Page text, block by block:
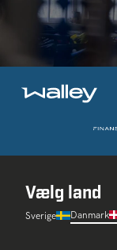
Vælg land
Sverige Danmark